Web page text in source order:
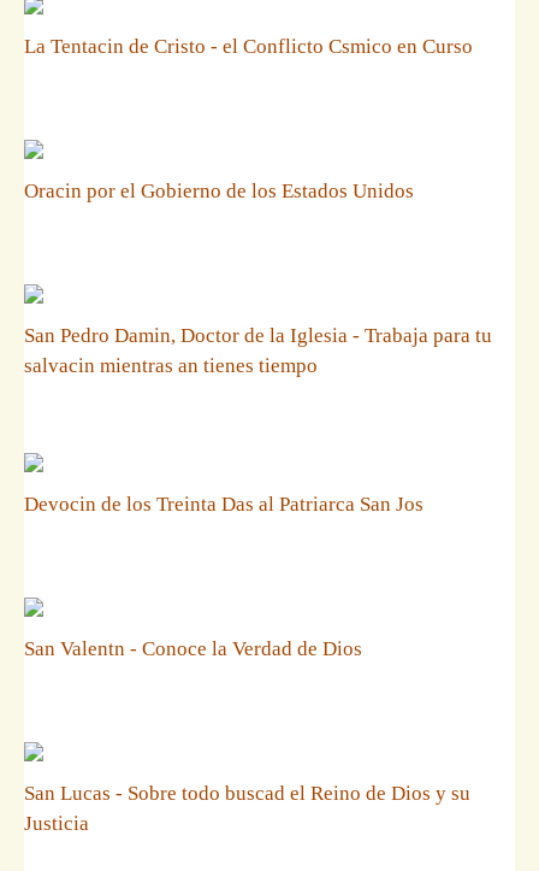
La Tentacin de Cristo - el Conflicto Csmico en Curso
Oracin por el Gobierno de los Estados Unidos
San Pedro Damin, Doctor de la Iglesia - Trabaja para tu
salvacin mientras an tienes tiempo
Devocin de los Treinta Das al Patriarca San Jos
San Valentn - Conoce la Verdad de Dios
San Lucas - Sobre todo buscad el Reino de Dios y su
Justicia